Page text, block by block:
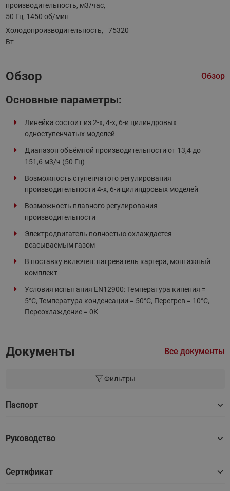
производительность, м3/час,
50 Гц, 1450 об/мин
Холодопроизводительность,
Вт
75320
Обзор Обзор
Основные параметры:
Линейка состоит из 2-х, 4-х, 6-и цилиндровых
одноступенчатых моделей
Диапазон объёмной производительности от 13,4 до
151,6 м3/ч (50 Гц)
Возможность ступенчатого регулирования
производительности 4-х, 6-и цилиндровых моделей
Возможность плавного регулирования
производительности
Электродвигатель полностью охлаждается
всасываемым газом
В поставку включен: нагреватель картера, монтажный
комплект
Условия испытания EN12900: Температура кипения =
5°С, Температура конденсации = 50°С, Перегрев = 10°С,
Переохлаждение = 0К
Документы Все документы
Фильтры
Паспорт
Руководство
Сертификат